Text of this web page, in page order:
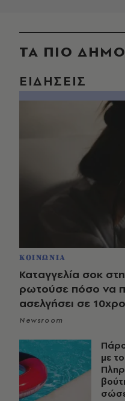
ΤΑ ΠΙΟ
ΕΙΔΗΣΕΙΣ
ΚΟΙΝΩΝΙΑ
Καταγγελία σοκ
ρωτούσε πόσο να
ασελγήσει σε
Newsroom
με